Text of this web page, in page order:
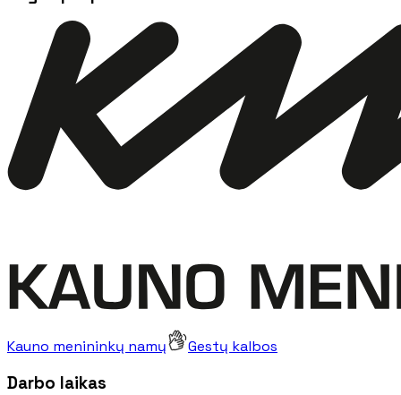
Kauno menininkų namų Gestų kalbos
Darbo laikas